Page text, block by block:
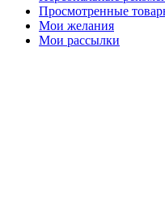
Просмотренные
Мои желания
Мои рассылки